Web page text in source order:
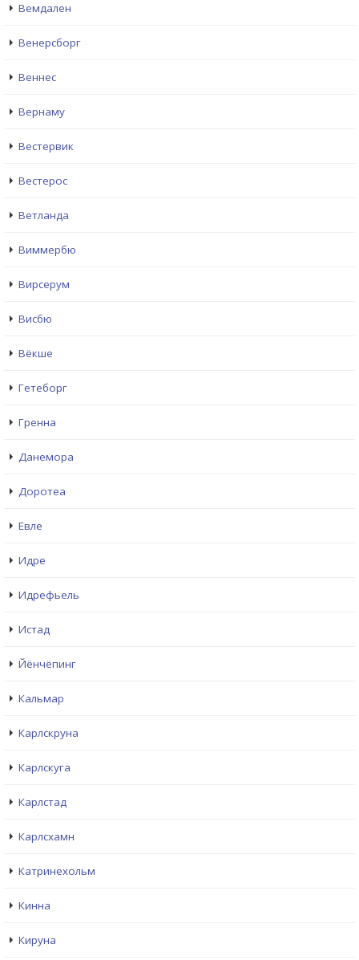
Вемдален
Венерсборг
Веннес
Вернаму
Вестервик
Вестерос
Ветланда
Виммербю
Вирсерум
Висбю
Вёкше
Гетеборг
Гренна
Данемора
Доротеа
Евле
Идре
Идрефьель
Истад
Йёнчёпинг
Кальмар
Карлскруна
Карлскуга
Карлстад
Карлсхамн
Катринехольм
Кинна
Кируна